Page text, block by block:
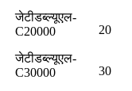
जेटीडब्ल्यूएल-
C20000
20
जेटीडब्ल्यूएल-
C30000
30